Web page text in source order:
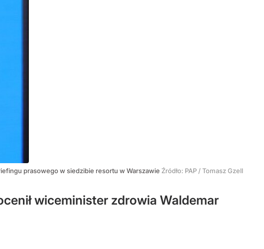
prasowego w siedzibie resortu w Warszawie Źródło: PAP /Tomasz Gzell
wiceminister zdrowia Waldemar